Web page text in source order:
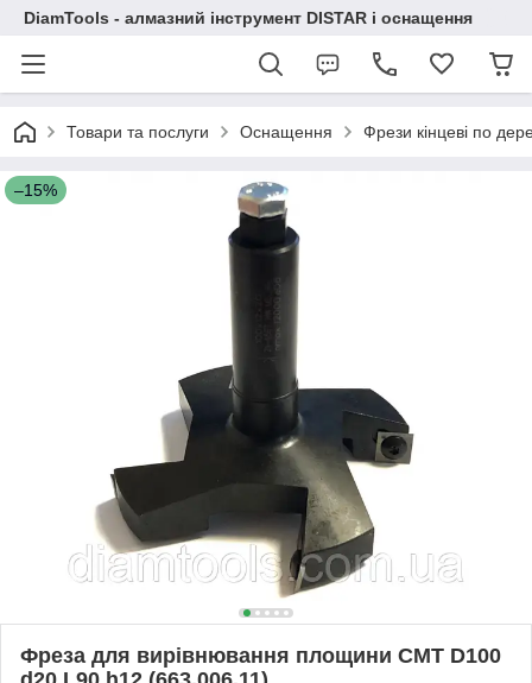
DiamTools - алмазний інструмент DISTAR і оснащення
Товари та послуги Оснащення Фрези кінцеві по
–15%
Фреза для вирівнювання площини CMT D100